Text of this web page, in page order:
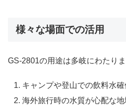
様々な場面での活用
GS-2801の用途は多岐にわたりま
キャンプや登山での飲料水確
海外旅行時の水質が心配な地